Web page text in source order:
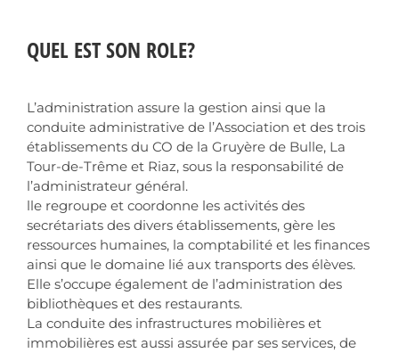
QUEL EST SON ROLE?
L’administration assure la gestion ainsi que la
conduite administrative de l’Association et des trois
établissements du CO de la Gruyère de Bulle, La
Tour-de-Trême et Riaz, sous la responsabilité de
l’administrateur général.
lle regroupe et coordonne les activités des
secrétariats des divers établissements, gère les
ressources humaines, la comptabilité et les finances
ainsi que le domaine lié aux transports des élèves.
Elle s’occupe également de l’administration des
bibliothèques et des restaurants.
La conduite des infrastructures mobilières et
immobilières est aussi assurée par ses services, de